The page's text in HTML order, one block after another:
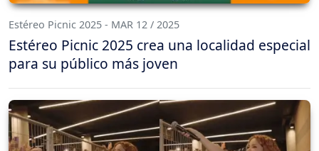
Estéreo Picnic 2025 - MAR 12 / 2025
Estéreo Picnic 2025 crea una localidad especial
para su público más joven